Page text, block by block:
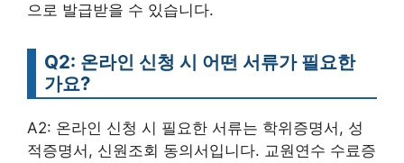
으로 발급받을 수 있습니다.
Q2: 온라인 신청 시 어떤 서류가 필요한
가요?
A2: 온라인 신청 시 필요한 서류는 학위증명서, 성
적증명서, 신원조회 동의서입니다. 교원연수 수료증